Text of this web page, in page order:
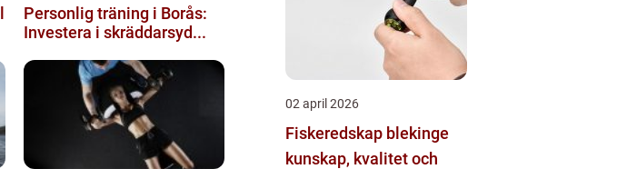
Personlig träning i Borås:
Investera i skräddarsyd...
02 april 2026
Fiskeredskap blekinge
kunskap, kvalitet och